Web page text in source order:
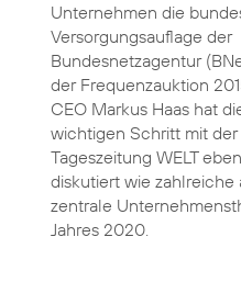
Unternehmen die
Versorgungsauflage der
Bundesnetzagentur
der Frequenzauktion
CEO Markus Haas hat
wichtigen Schritt mit der
Tageszeitung WELT
diskutiert wie zahlreiche
zentrale
Jahres 2020.